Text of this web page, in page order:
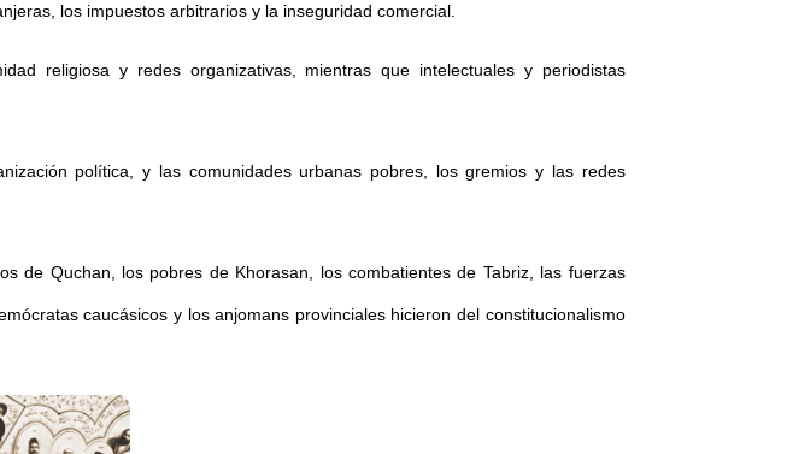
los impuestos arbitrarios y la inseguridad comercial.
religiosa y redes organizativas, mientras que intelectuales y periodistas
política, y las comunidades urbanas pobres, los gremios y las redes
de Quchan, los pobres de Khorasan, los combatientes de Tabriz, las fuerzas
caucásicos y los anjomans provinciales hicieron del constitucionalismo